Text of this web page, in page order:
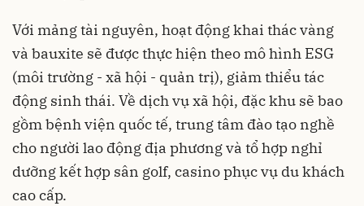
Với mảng tài nguyên, hoạt động khai thác vàng
và bauxite sẽ được thực hiện theo mô hình ESG
(môi trường - xã hội - quản trị), giảm thiểu tác
động sinh thái. Về dịch vụ xã hội, đặc khu sẽ bao
gồm bệnh viện quốc tế, trung tâm đào tạo nghề
cho người lao động địa phương và tổ hợp nghỉ
dưỡng kết hợp sân golf, casino phục vụ du khách
cao cấp.